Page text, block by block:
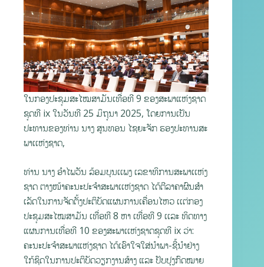
ໃນກອງປະຊຸມສະໄໝສາມັນເທື່ອທີ 9 ຂອງສະພາແຫ່ງຊາດ
ຊຸດທີ ix ໃນວັນທີ 25 ມິຖຸນາ 2025, ໂດຍການເປັນ
ປະທານຂອງທ່ານ ນາງ ສູນທອນ ໄຊຍະຈັກ ຮອງປະທານສະ
ພາເເຫ່ງຊາດ,
ທ່ານ ນາງ ອໍາໄພວັນ ລ້ອມບຸນເເພງ ເລຂາທິການສະພາເເຫ່ງ
ຊາດ ຕາງໜ້າຄະນະປະຈໍາສະພາເເຫ່ງຊາດ ໄດ້ຕີລາຄາຜົນສໍາ
ເລັດໃນການຈັດຕັ້ງປະຕິບັດແຜນການເຄື່ອນໄຫວ ເເຕ່ກອງ
ປະຊຸມສະໄໝສາມັນ ເທື່ອທີ 8 ຫາ ເທື່ອທີ 9 ເເລະ ທິດທາງ
ແຜນການເທື່ອທີ 10 ຂອງສະພາເເຫ່ງຊາດຊຸດທີ ix ວ່າ:
ຄະນະປະຈໍາສະພາແຫ່ງຊາດ ໄດ້ເອົາໃຈໃສ່ນໍາພາ-ຊີ້ນໍາຢ່າງ
ໃກ້ຊິດໃນການປະຕິບັດວຽກງານສ້າງ ແລະ ປັບປຸງກົດໝາຍ